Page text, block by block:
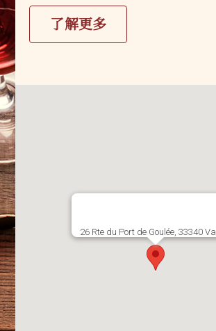
了解更多
26 Rte du Port de Goulée, 33340